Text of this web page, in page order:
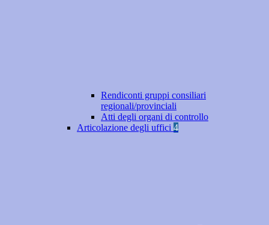
Rendiconti gruppi consiliari
regionali/provinciali
Atti degli organi di controllo
Articolazione degli uffici 4